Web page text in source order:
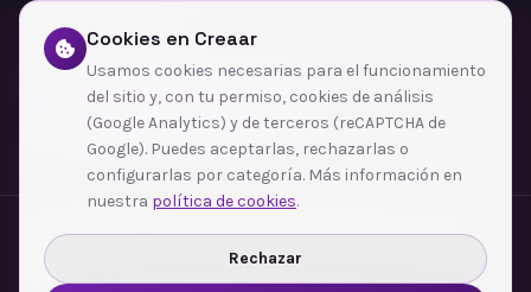
info@dependalium.com
Mataró (Barcelona)
Déjanos tu reseña en Google
Zonas de cobertura·Barcelona·L'Hospitalet de Llobregat·Terrassa·Badalona
Sabadell
Santa Coloma de Gramenet
Ver todas las zonas →
Cookies en Creaar
Usamos cookies necesarias para el funcionamiento
del sitio y, con tu permiso, cookies de análisis
(Google Analytics) y de terceros (reCAPTCHA de
Google). Puedes aceptarlas, rechazarlas o
configurarlas por categoría. Más información en
nuestra política de cookies.
Rechazar